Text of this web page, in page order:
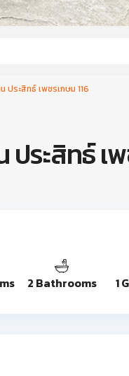
ประสิทธ์ เพชรเกษม 116
ระสิทธ์ เ
2 Bathrooms 1